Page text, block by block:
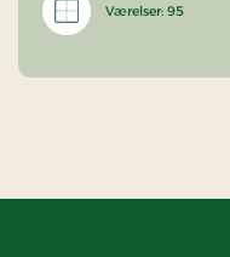
Værelser: 95